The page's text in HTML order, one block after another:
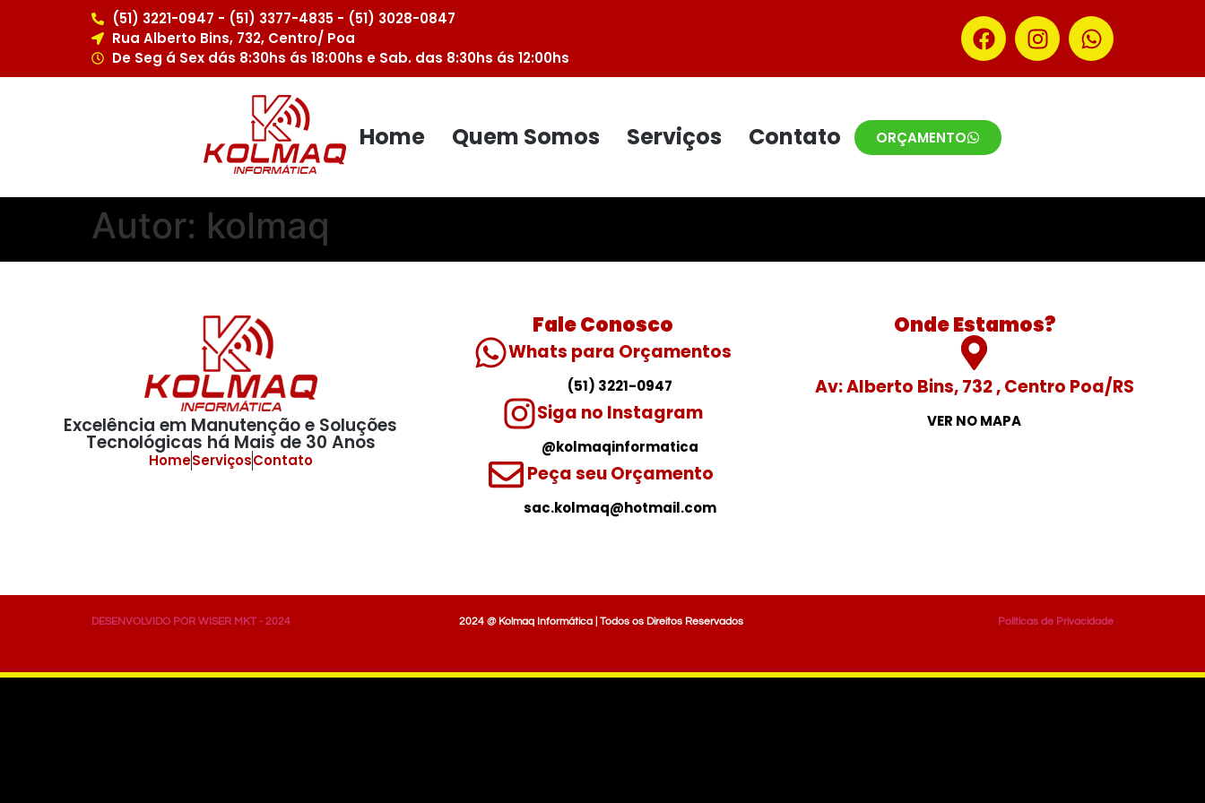
(51) 3221-0947 - (51) 3377-4835 - (51) 3028-0847
Rua Alberto Bins, 732, Centro/ Poa
De Seg á Sex dás 8:30hs ás 18:00hs e Sab. das 8:30hs ás 12:00hs
Home Quem Somos Serviços Contato ORÇAMENTO
Autor: kolmaq
Excelência em Manutenção e Soluções
Tecnológicas há Mais de 30 Anos
HomeServiçosContato
Fale Conosco
Whats para Orçamentos
(51) 3221-0947
Siga no Instagram
@kolmaqinformatica
Peça seu Orçamento
sac.kolmaq@hotmail.com
Onde Estamos?
Av: Alberto Bins, 732 , Centro Poa/RS
VER NO MAPA
DESENVOLVIDO POR WISER MKT - 2024 2024 @ Kolmaq Informática | Todos os Direitos Reservados Políticas de Privacidade